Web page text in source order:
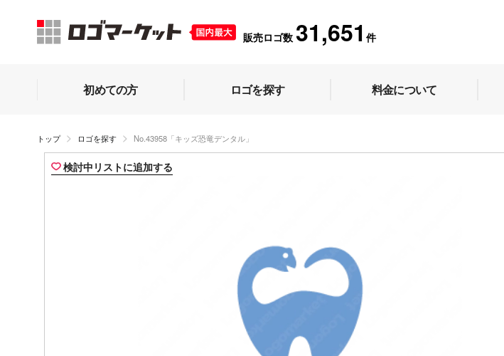
販売ロゴ数 31,651 件
初めての方 ロゴを探す 料金について
トップ ロゴを探す No.43958「キッズ恐竜デンタル」
検討中リストに追加する